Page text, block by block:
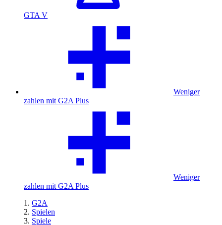
GTA V
Weniger
zahlen mit G2A Plus
Weniger
zahlen mit G2A Plus
G2A
Spielen
Spiele